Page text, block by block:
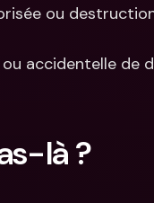
ou
accidentelle de
là ?